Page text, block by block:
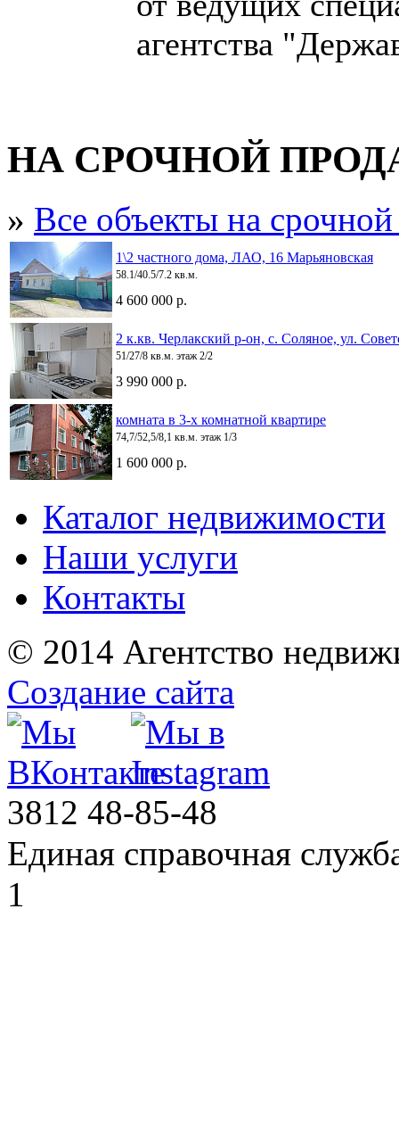
агентства
НА СРОЧНОЙ
» Все объекты на
1\2 частного дома, ЛАО, 16 Марьяновская
58.1/40.5/7.2 кв.м.
4 600 000 р.
2 к.кв. Черлакский р-он, с. Соляное, ул.
51/27/8 кв.м. этаж 2/2
3 990 000 р.
комната в 3-х комнатной квартире
74,7/52,5/8,1 кв.м. этаж 1/3
1 600 000 р.
Каталог недвижимости
Наши услуги
Контакты
© 2014 Агентство
Создание сайта
3812 48-85-48
Единая справочная
1